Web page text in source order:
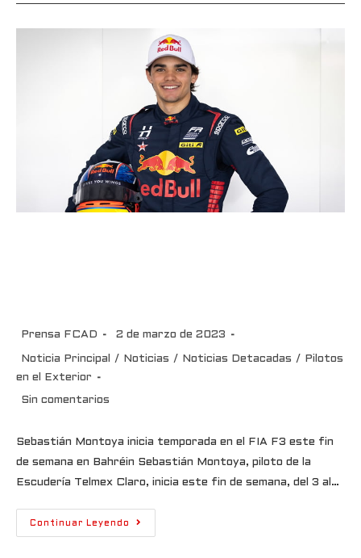
Prensa FCAD 2 de marzo de 2023
Noticia Principal / Noticias / Noticias Detacadas /
Pilotos
en el Exterior
Sin comentarios
Sebastián Montoya inicia temporada en el FIA F3 este fin
de semana en Bahréin Sebastián Montoya, piloto de la
Escudería Telmex Claro, inicia este fin de semana, del 3 al…
Continuar Leyendo